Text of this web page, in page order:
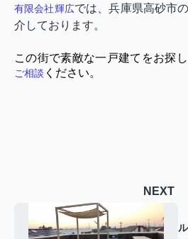
有限会社輝広では、兵庫県高砂市
介しております。
この街で素敵な一戸建てをお探
ご相談 ください。
NEXT